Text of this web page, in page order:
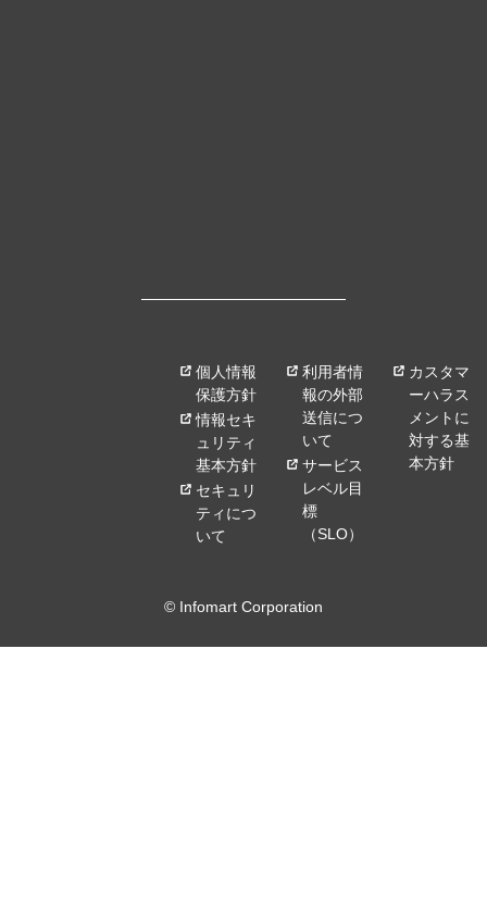
個人情報
保護方針
情報セキ
ュリティ
基本方針
セキュリ
ティにつ
いて
利用者情
報の外部
送信につ
いて
サービス
レベル目
標
（SLO）
カスタマ
ーハラス
メントに
対する基
本方針
© Infomart Corporation